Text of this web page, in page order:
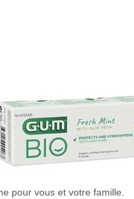
pour vous et votre famille.